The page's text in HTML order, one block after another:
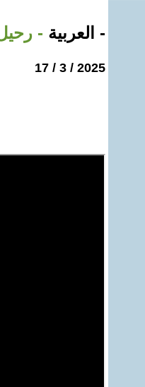
- العربية -
2025 / 3 / 17